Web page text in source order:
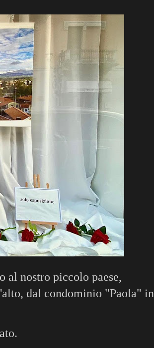
al nostro piccolo paese,
dal condominio "Paola" in